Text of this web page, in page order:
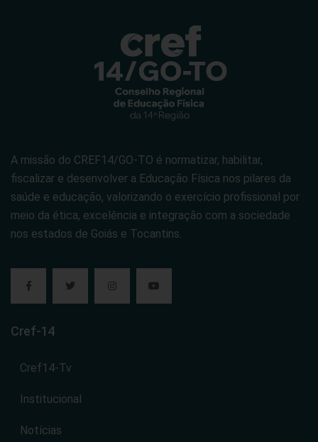
A missão do CREF14/GO-TO é normatizar, habilitar,
fiscalizar e desenvolver a Educação Física nos pilares da
saúde e educação, valorizando o exercício profissional por
meio da ética, excelência e integração com a sociedade
nos estados de Goiás e Tocantins.
Cref-14
Cref14-Tv
Institucional
Notícias